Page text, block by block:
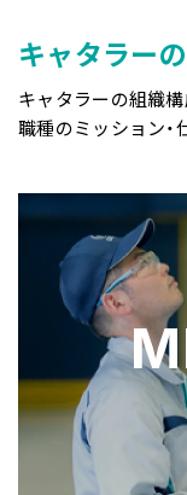
採用情報
キャタラー
キャタラーの組織
職種のミッション・